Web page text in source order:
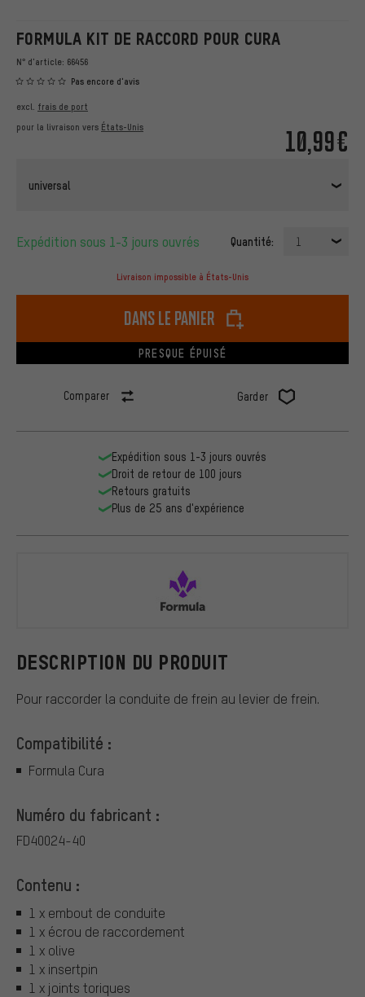
FORMULA KIT DE RACCORD POUR CURA
N° d'article: 66456
Pas encore d'avis
10,99€
excl. frais de port
pour la livraison vers États-Unis
universal
Expédition sous 1-3 jours ouvrés Quantité: 1
Livraison impossible à États-Unis
dans le panier
PRESQUE ÉPUISÉ
Comparer Garder
DESCRIPTION DU PRODUIT
Pour raccorder la conduite de frein au levier de frein.
Compatibilité :
Formula Cura
Numéro du fabricant :
FD40024-40
Contenu :
1 x embout de conduite
1 x écrou de raccordement
1 x olive
1 x insertpin
1 x joints toriques
Expédition sous 1-3 jours ouvrés
Droit de retour de 100 jours
Retours gratuits
Plus de 25 ans d'expérience